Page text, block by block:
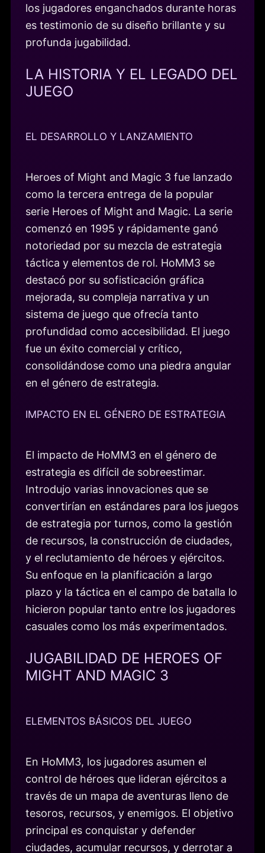
los jugadores enganchados durante horas
es testimonio de su diseño brillante y su
profunda jugabilidad.
LA HISTORIA Y EL LEGADO DEL
JUEGO
EL DESARROLLO Y LANZAMIENTO
Heroes of Might and Magic 3 fue lanzado
como la tercera entrega de la popular
serie Heroes of Might and Magic. La serie
comenzó en 1995 y rápidamente ganó
notoriedad por su mezcla de estrategia
táctica y elementos de rol. HoMM3 se
destacó por su sofisticación gráfica
mejorada, su compleja narrativa y un
sistema de juego que ofrecía tanto
profundidad como accesibilidad. El juego
fue un éxito comercial y crítico,
consolidándose como una piedra angular
en el género de estrategia.
IMPACTO EN EL GÉNERO DE ESTRATEGIA
El impacto de HoMM3 en el género de
estrategia es difícil de sobreestimar.
Introdujo varias innovaciones que se
convertirían en estándares para los juegos
de estrategia por turnos, como la gestión
de recursos, la construcción de ciudades,
y el reclutamiento de héroes y ejércitos.
Su enfoque en la planificación a largo
plazo y la táctica en el campo de batalla lo
hicieron popular tanto entre los jugadores
casuales como los más experimentados.
JUGABILIDAD DE HEROES OF
MIGHT AND MAGIC 3
ELEMENTOS BÁSICOS DEL JUEGO
En HoMM3, los jugadores asumen el
control de héroes que lideran ejércitos a
través de un mapa de aventuras lleno de
tesoros, recursos, y enemigos. El objetivo
principal es conquistar y defender
ciudades, acumular recursos, y derrotar a